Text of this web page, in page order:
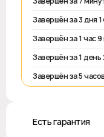
Завершён за 3 дня
Завершён за 1 час
Завершён за 1 день
Завершён за 5
♻️ Есть гарантия